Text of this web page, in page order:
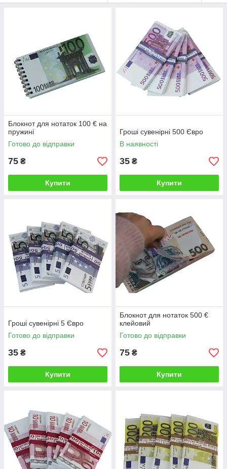
Блокнот для нотаток 100 € на
пружині
Готово до відправки
75 ₴
Купити
Гроші сувенірні 500 Євро
В наявності
35 ₴
Купити
Гроші сувенірні 5 Євро
Готово до відправки
35 ₴
Купити
Блокнот для нотаток 500 €
клейовий
Готово до відправки
75 ₴
Купити